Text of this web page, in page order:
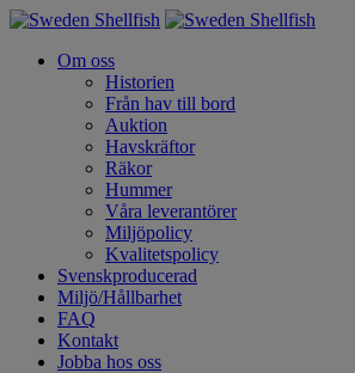
Om oss
Historien
Från hav till bord
Auktion
Havskräftor
Räkor
Hummer
Våra leverantörer
Miljöpolicy
Kvalitetspolicy
Svenskproducerad
Miljö/Hållbarhet
FAQ
Kontakt
Jobba hos oss